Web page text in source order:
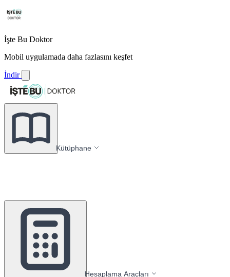
İşte Bu Doktor
Mobil uygulamada daha fazlasını keşfet
İndir
Kütüphane
Hesaplama Araçları